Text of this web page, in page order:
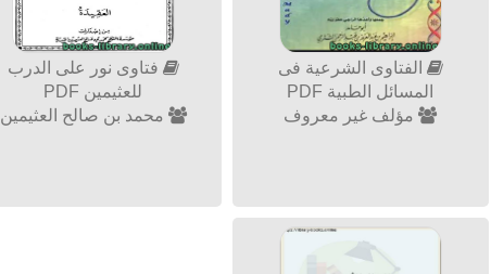
الفتاوى الشرعية فى
المسائل الطبية PDF
مؤلف غير معروف
فتاوى نور على الدرب
للعثيمين PDF
محمد بن صالح العثيمين